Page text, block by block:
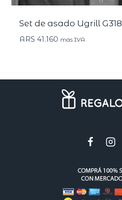
Set de asado Ugrill G318
ARS 41.160 más IVA